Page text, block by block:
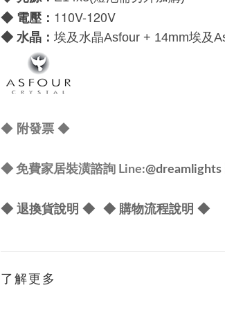
◆ 電壓： 110V-120V
◆ 水晶： 埃及水晶Asfour + 14mm埃及
◆ 附發票◆
◆ 免費家居裝潢諮詢 Line:@dreamlights
◆ 退換貨說明 ◆ ◆ 購物流程說明 ◆
了解更多